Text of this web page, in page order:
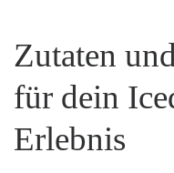
Zutaten
für dein
Erlebnis